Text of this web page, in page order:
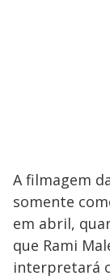
A filmagem
somente
em abril,
que Rami
interpretará